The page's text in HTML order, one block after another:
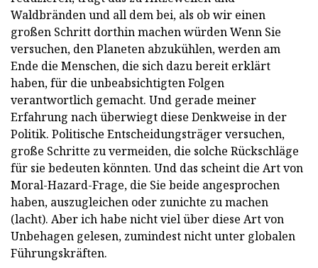
Waldbränden und all dem bei, als ob wir einen
großen Schritt dorthin machen würden Wenn Sie
versuchen, den Planeten abzukühlen, werden am
Ende die Menschen, die sich dazu bereit erklärt
haben, für die unbeabsichtigten Folgen
verantwortlich gemacht. Und gerade meiner
Erfahrung nach überwiegt diese Denkweise in der
Politik. Politische Entscheidungsträger versuchen,
große Schritte zu vermeiden, die solche Rückschläge
für sie bedeuten könnten. Und das scheint die Art von
Moral-Hazard-Frage, die Sie beide angesprochen
haben, auszugleichen oder zunichte zu machen
(lacht). Aber ich habe nicht viel über diese Art von
Unbehagen gelesen, zumindest nicht unter globalen
Führungskräften.